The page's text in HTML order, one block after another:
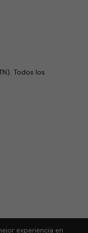
Todos los
experiencia en